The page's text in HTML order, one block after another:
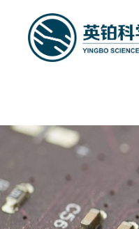
ESD/TLP
T5000 高性能TLP & VF-TLP
G5000 最高2048pin ESD测试仪
C5000R 全自动CDM测试仪